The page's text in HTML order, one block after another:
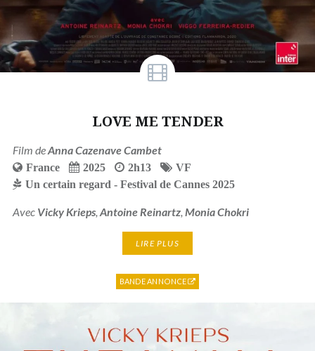
LOVE ME TENDER
Film deAnna Cazenave Cambet
France 2025 2h13
VF
Un certain regard - Festival de Cannes 2025
Avec Vicky Krieps, Antoine Reinartz, Monia Chokri
LIRE PLUS
BANDE ANNONCE